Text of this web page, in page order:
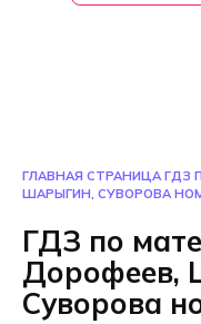
ГЛАВНАЯ СТРАНИЦА ГДЗ
ШАРЫГИН, СУВОРОВА
ГДЗ по
Дорофеев,
Суворова